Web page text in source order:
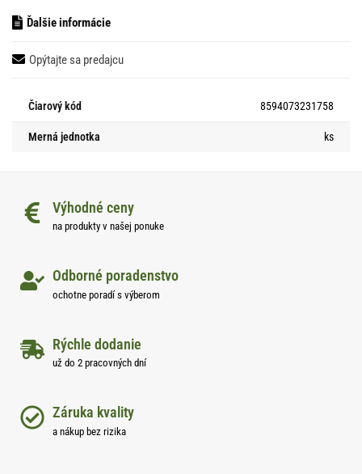
Ďalšie informácie
Opýtajte sa predajcu
Čiarový kód 8594073231758
Merná jednotka ks
Výhodné ceny
na produkty v našej ponuke
Odborné poradenstvo
ochotne poradí s výberom
Rýchle dodanie
už do 2 pracovných dní
Záruka kvality
a nákup bez rizika